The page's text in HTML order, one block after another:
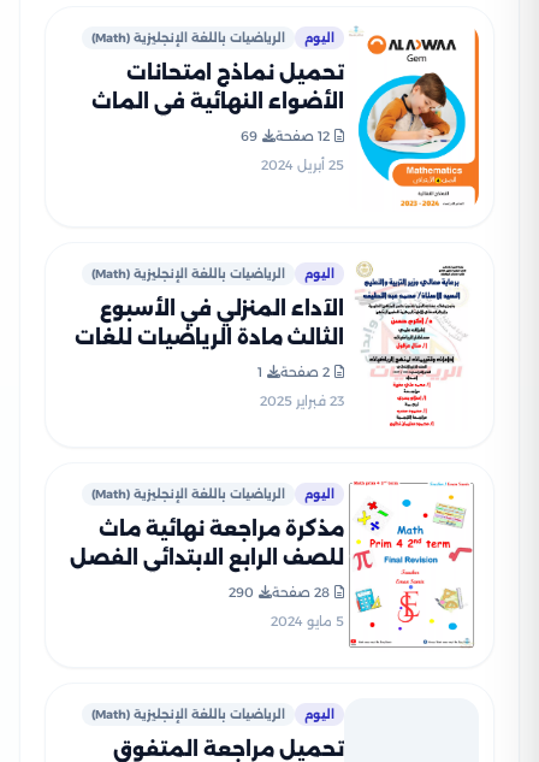
اليوم الرياضيات باللغة الإنجليزية (Math)
تحميل نماذج امتحانات
الأضواء النهائية في الماث
للصف الرابع الابتدائي الترم
الثاني
12 صفحة
69
25 أبريل 2024
اليوم الرياضيات باللغة الإنجليزية (Math)
الآداء المنزلي في الأسبوع
الثالث مادة الرياضيات للغات
Math للصف الرابع الإبتدائي
الترم الثاني 2025 بصيغة PDF
2 صفحة
1
23 فبراير 2025
اليوم الرياضيات باللغة الإنجليزية (Math)
مذكرة مراجعة نهائية ماث
للصف الرابع الابتدائي الفصل
الدراسي الثاني
28 صفحة
290
5 مايو 2024
اليوم الرياضيات باللغة الإنجليزية (Math)
تحميل مراجعة المتفوق